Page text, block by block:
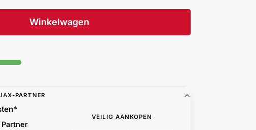
Winkelwagen
PARTNER
Partner
VEILIG AANKOPEN